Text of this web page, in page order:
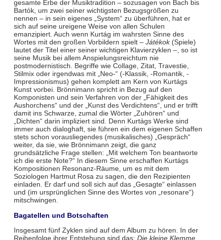
gesamte Erbe der Musiktradition – sozusagen von Bach bis
Bartók, um zwei seiner wichtigsten Bezugsgrößen zu
nennen – in sein eigenes „System“ zu überführen, hat er
sich auf seine ureigene Weise von allen Schulen
emanzipiert. Auch wenn Kurtág im wahrsten Sinne des
Wortes mit den großen Vorbildern spielt – Játékok(Spiele)
lautet der Titel einer seiner wichtigen Klavierzyklen –, so ist
seine Musik bei allem Anspielungsreichtum nie
postmodernistisch. Begriffe wie Collage, Zitat, Travestie,
Stilmix oder irgendwas mit „Neo-“ (-Klassik, -Romantik, -
Impressionismus) gehen komplett am Kern von Kurtágs
Kunst vorbei. Brönnimann spricht in Bezug auf den
Komponisten und sein Verfahren von der „Fähigkeit des
Aushorchens“ und der „Kunst des Verdichtens“, und er trifft
damit ins Schwarze, zumal die Wörter „Zuhören“ und
„Dichten“ darin impliziert sind. Denn Kurtágs Werke sind
immer auch dialoghaft, sie führen ein dem eigenen Schaffen
stets schon vorausliegendes (musikalisches) „Gespräch“
weiter, da sie, wie Brönnimann zeigt, die ganz
grundsätzliche Frage stellen: „Mit welchem Ton beantworte
ich die erste Note?“ In diesem Sinne erschaffen Kurtágs
Kompositionen Resonanz-Räume, um es mit dem
Soziologen Hartmut Rosa zu sagen, die den Rezipienten
einladen. Er darf und soll sich auf das „Gesagte“ einlassen
und (im ursprünglichen Sinne des Wortes von „resonare“)
mitschwingen.
Bagatellen und Botschaften
Insgesamt fünf Zyklen sind auf dem Album zu hören. In der
Reihenfolge ihrer Entstehung sind das: Die kleine Klemme